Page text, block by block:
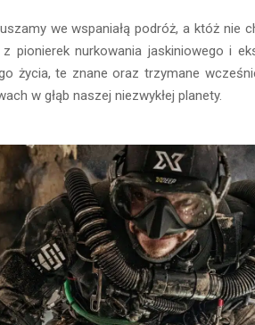
we wspaniałą podróż, a któż nie
pionierek nurkowania jaskiniowego i
życia, te znane oraz trzymane
w głąb naszej niezwykłej planety.